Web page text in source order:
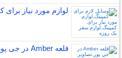
لوازم مورد نیاز
قلعه Amber در جی پور هند